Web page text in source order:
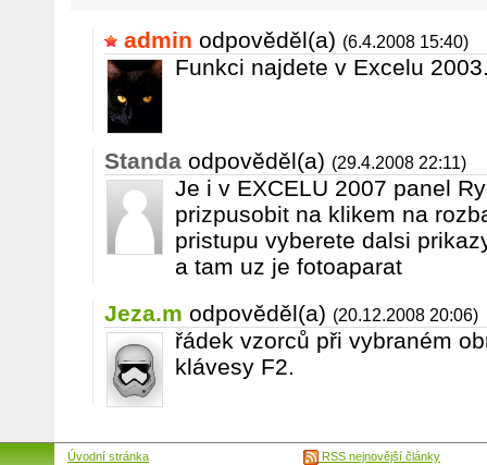
admin odpověděl(a) (6.4.2008 15:40)
Funkci najdete v Excelu
Standa odpověděl(a) (29.4.2008 22:11)
Je i v EXCELU 2007 panel
prizpusobit na klikem na
pristupu vyberete dalsi
a tam uz je fotoaparat
Jeza.m odpověděl(a) (20.12.2008 20:06)
řádek vzorců při vybraném
klávesy F2.
Úvodní stránka RSS nejnovější články